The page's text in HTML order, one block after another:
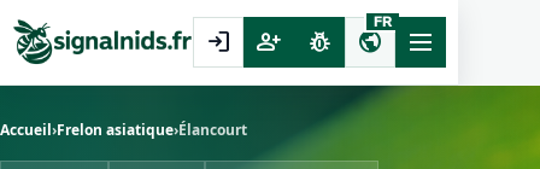
login person_add pest_control public
FR
Accueil›Frelon asiatique›Élancourt